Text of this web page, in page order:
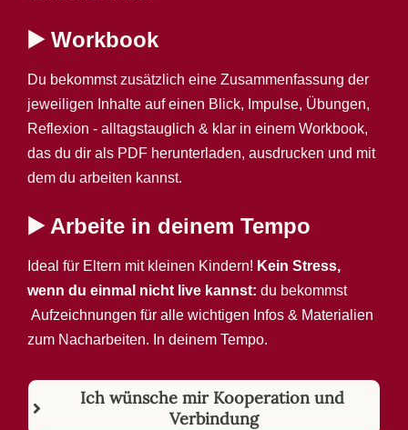
▶️ Workbook
Du bekommst zusätzlich eine Zusammenfassung der
jeweiligen Inhalte auf einen Blick, Impulse, Übungen,
Reflexion - alltagstauglich & klar in einem Workbook,
das du dir als PDF herunterladen, ausdrucken und mit
dem du arbeiten kannst.
▶️ Arbeite in deinem Tempo
Ideal für Eltern mit kleinen Kindern! Kein Stress,
wenn du einmal nicht live kannst: du bekommst
Aufzeichnungen für alle wichtigen Infos & Materialien
zum Nacharbeiten. In deinem Tempo.
Ich wünsche mir Kooperation und
Verbindung